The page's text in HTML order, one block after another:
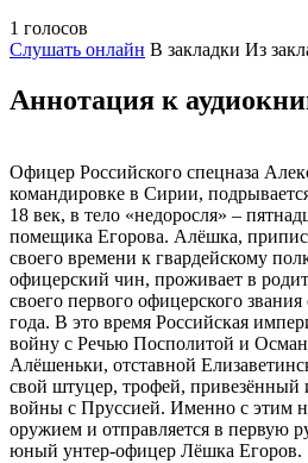
1 голосов
Слушать онлайн В закладки Из
Аннотация к
Офицер Российского спецназа
командировке в Сирии,
18 век, в тело «недоросля» –
помещика Егорова. Алёшка,
своего времени к гвардейскому
офицерский чин, проживает в
своего первого офицерского
года. В это время Российская
войну с Речью Посполитой и
Алёшеньки, отставной
свой штуцер, трофей, привезённый
войны с Пруссией. Именно с этим
оружием и отправляется в первую
юный унтер-офицер Лёшка Егоров.